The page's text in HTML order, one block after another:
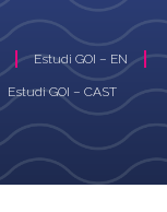
Estudi GOI – EN
Estudi GOI – CAST